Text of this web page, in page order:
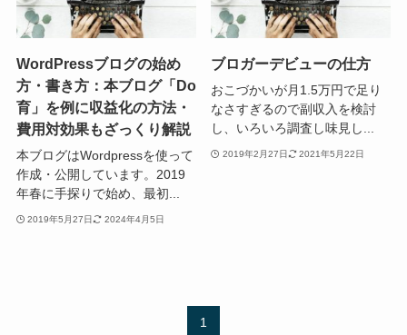
WordPressブログの始め
方・書き方：本ブログ「Do
育」を例に収益化の方法・
費用対効果もざっくり解説
本ブログはWordpressを使って
作成・公開しています。2019
年春に手探りで始め、最初...
2019年5月27日 2024年4月5日
ブロガーデビューの仕方
おこづかいが月1.5万円で足り
なさすぎるので副収入を検討
し、いろいろ調査し味見し...
2019年2月27日 2021年5月22日
1